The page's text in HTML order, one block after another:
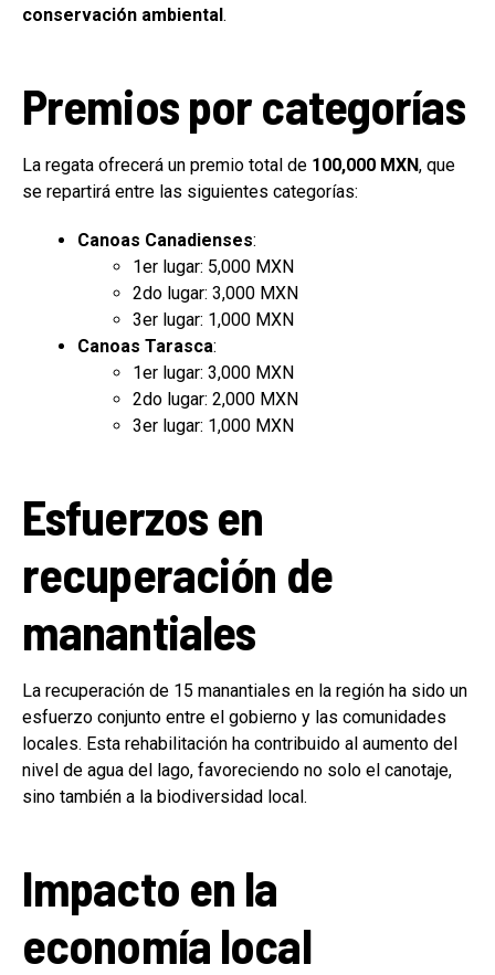
conservación ambiental.
Premios por categorías
La regata ofrecerá un premio total de 100,000 MXN, que
se repartirá entre las siguientes categorías:
Canoas Canadienses:
1er lugar: 5,000 MXN
2do lugar: 3,000 MXN
3er lugar: 1,000 MXN
Canoas Tarasca:
1er lugar: 3,000 MXN
2do lugar: 2,000 MXN
3er lugar: 1,000 MXN
Esfuerzos en
recuperación de
manantiales
La recuperación de 15 manantiales en la región ha sido un
esfuerzo conjunto entre el gobierno y las comunidades
locales. Esta rehabilitación ha contribuido al aumento del
nivel de agua del lago, favoreciendo no solo el canotaje,
sino también a la biodiversidad local.
Impacto en la
economía local